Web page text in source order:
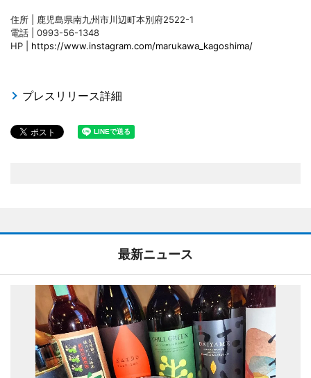
住所 | 鹿児島県南九州市川辺町本別府2522-1
電話 | 0993-56-1348
HP | https://www.instagram.com/marukawa_kagoshima/
プレスリリース詳細
最新ニュース